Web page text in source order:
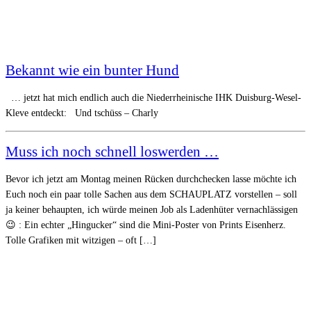
Bekannt wie ein bunter Hund
… jetzt hat mich endlich auch die Niederrheinische IHK Duisburg-Wesel-
Kleve entdeckt: Und tschüss – Charly
Muss ich noch schnell loswerden …
Bevor ich jetzt am Montag meinen Rücken durchchecken lasse möchte ich
Euch noch ein paar tolle Sachen aus dem SCHAUPLATZ vorstellen – soll
ja keiner behaupten, ich würde meinen Job als Ladenhüter vernachlässigen
😉 : Ein echter „Hingucker“ sind die Mini-Poster von Prints Eisenherz.
Tolle Grafiken mit witzigen – oft […]